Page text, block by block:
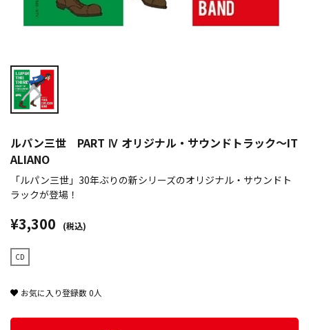
ルパン三世 PART Ⅳ オリジナル・サウンドトラック～IT
ALIANO
「ルパン三世」30年ぶりの新シリーズのオリジナル・サウンドト
ラックが登場！
¥3,300 (税込)
CD
お気に入り登録数0人